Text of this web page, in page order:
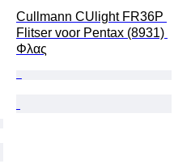
Cullmann CUlight FR36P
Flitser voor Pentax (8931)
Φλας